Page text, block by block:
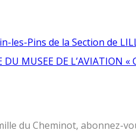
les-Pins de la Section de
MUSEE DE L’AVIATION «
du Cheminot, abonnez-